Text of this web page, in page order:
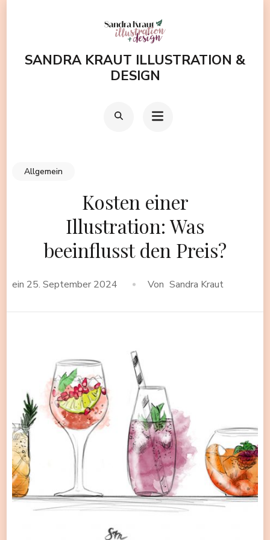
(EnterSANDRA KRAUT ILLUSTRATION &
DESIGN
Allgemein
Kosten einer
Illustration: Was
beeinflusst den Preis?
ein 25. September 2024 Von Sandra Kraut